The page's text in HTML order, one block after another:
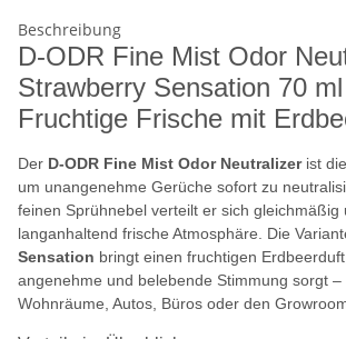
Beschreibung
D-ODR Fine Mist Odor
Strawberry Sensation 70
Fruchtige Frische mit
Der D-ODR Fine Mist Odor Neutralizerist
um unangenehme Gerüche sofort zu
feinen Sprühnebel verteilt er sich gleichmäßig
langanhaltend frische Atmosphäre. Die
Sensation bringt einen fruchtigen
angenehme und belebende Stimmung sorgt –
Wohnräume, Autos, Büros oder den